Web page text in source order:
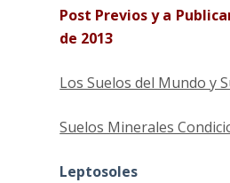
Post Previos y a
de 2013
Los Suelos del Mundo y
Suelos Minerales
Leptosoles